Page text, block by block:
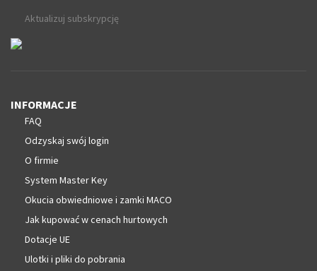
Aktualizuj subskrypcję
INFORMACJE
FAQ
Odzyskaj swój login
O firmie
System Master Key
Okucia obwiedniowe i zamki MACO
Jak kupować w cenach hurtowych
Dotacje UE
Ulotki i pliki do pobrania